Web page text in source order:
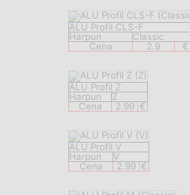
ALU Profil CLS-F
Harpun
Classic
Cena
2.9 €
ALU Profil Z
Harpun
Z
Cena
2.99 €
ALU Profil V
Harpun
V
Cena
2.99 €